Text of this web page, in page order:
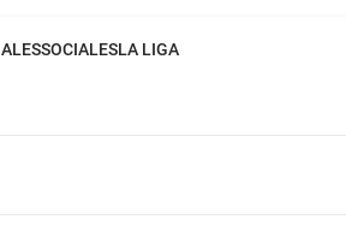
SOCIALESLA LIGA